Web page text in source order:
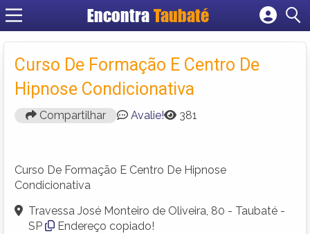
EncontraTaubaté
Cadastrar empresa
Fazer login
Criar conta
Curso De Formação E Centro De
Hipnose Condicionativa
Compartilhar Avalie! 381
Curso De Formação E Centro De Hipnose
Condicionativa
Travessa José Monteiro de Oliveira, 80 - Taubaté -
SP
Endereço copiado!